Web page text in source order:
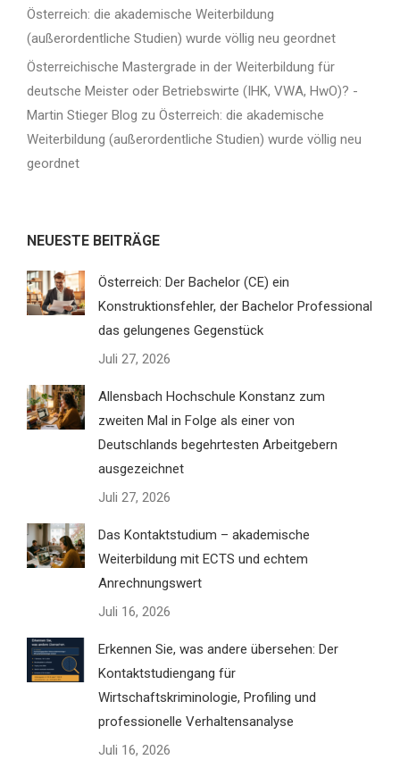
Österreich: die akademische Weiterbildung
(außerordentliche Studien) wurde völlig neu geordnet
Österreichische Mastergrade in der Weiterbildung für
deutsche Meister oder Betriebswirte (IHK, VWA, HwO)? -
Martin Stieger Blog zu Österreich: die akademische
Weiterbildung (außerordentliche Studien) wurde völlig neu
geordnet
NEUESTE BEITRÄGE
Österreich: Der Bachelor (CE) ein
Konstruktionsfehler, der Bachelor Professional
das gelungenes Gegenstück
Juli 27, 2026
Allensbach Hochschule Konstanz zum
zweiten Mal in Folge als einer von
Deutschlands begehrtesten Arbeitgebern
ausgezeichnet
Juli 27, 2026
Das Kontaktstudium – akademische
Weiterbildung mit ECTS und echtem
Anrechnungswert
Juli 16, 2026
Erkennen Sie, was andere übersehen: Der
Kontaktstudiengang für
Wirtschaftskriminologie, Profiling und
professionelle Verhaltensanalyse
Juli 16, 2026